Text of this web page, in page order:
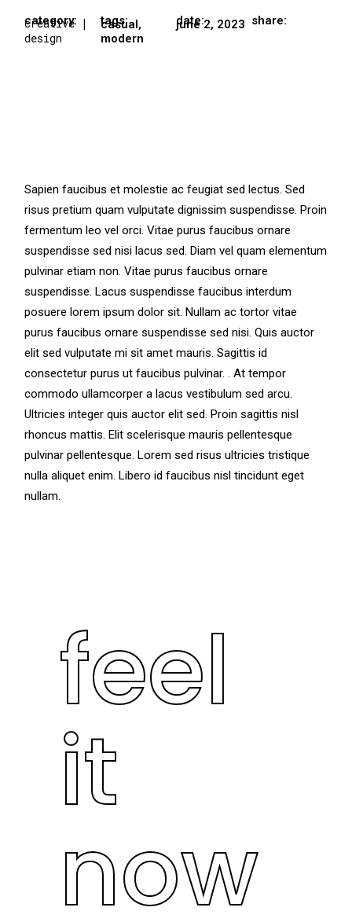
category:
creative|
design
tags:
casual,
modern
date:
june 2, 2023 share:
Sapien faucibus et molestie ac feugiat sed lectus. Sed
risus pretium quam vulputate dignissim suspendisse. Proin
fermentum leo vel orci. Vitae purus faucibus ornare
suspendisse sed nisi lacus sed. Diam vel quam elementum
pulvinar etiam non. Vitae purus faucibus ornare
suspendisse. Lacus suspendisse faucibus interdum
posuere lorem ipsum dolor sit. Nullam ac tortor vitae
purus faucibus ornare suspendisse sed nisi. Quis auctor
elit sed vulputate mi sit amet mauris. Sagittis id
consectetur purus ut faucibus pulvinar. . At tempor
commodo ullamcorper a lacus vestibulum sed arcu.
Ultricies integer quis auctor elit sed. Proin sagittis nisl
rhoncus mattis. Elit scelerisque mauris pellentesque
pulvinar pellentesque. Lorem sed risus ultricies tristique
nulla aliquet enim. Libero id faucibus nisl tincidunt eget
nullam.
feel
it
now